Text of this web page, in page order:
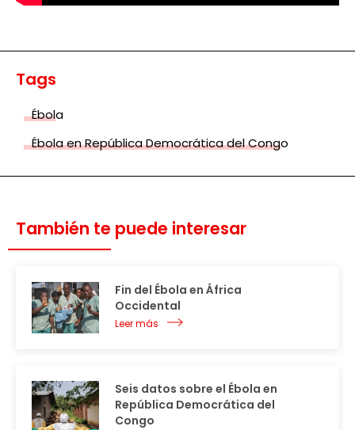
Tags
Ébola
Ébola en República Democrática del Congo
También te puede interesar
Fin del Ébola en África
Occidental
Leer más
Seis datos sobre el Ébola en
República Democrática del
Congo